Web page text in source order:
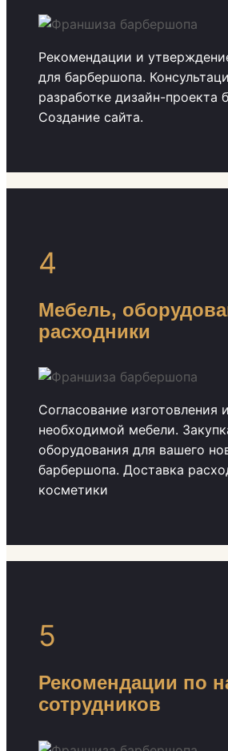
Рекомендации и
для барбершопа.
разработке дизайн-проекта
Создание сайта.
4
Мебель,
расходники
Согласование изготовления
необходимой мебели.
оборудования для вашего
барбершопа. Доставка
косметики
5
Рекомендации по
сотрудников